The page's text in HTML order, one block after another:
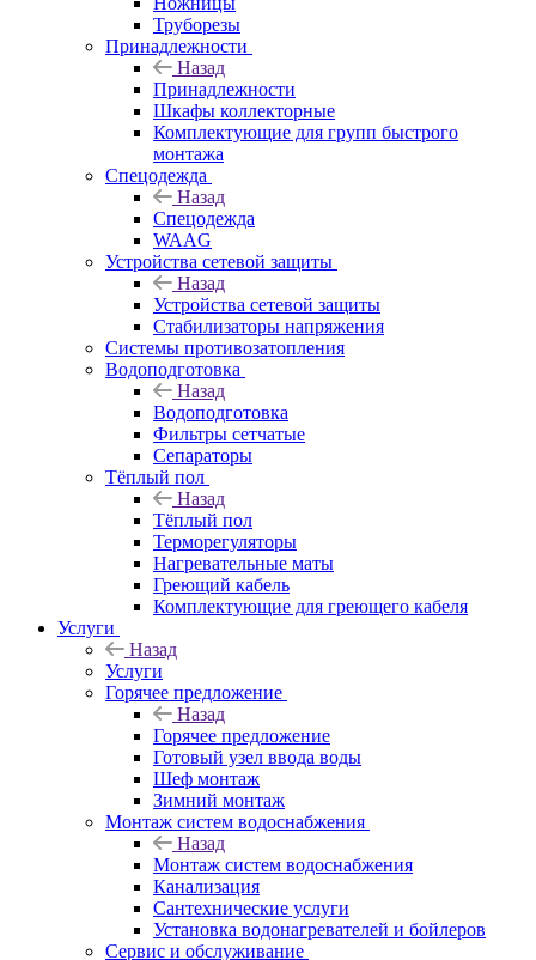
Труборезы
Принадлежности
Назад
Принадлежности
Шкафы коллекторные
Комплектующие для групп быстрого
монтажа
Спецодежда
Назад
Спецодежда
WAAG
Устройства сетевой защиты
Назад
Устройства сетевой защиты
Стабилизаторы напряжения
Системы противозатопления
Водоподготовка
Назад
Водоподготовка
Фильтры сетчатые
Сепараторы
Тёплый пол
Назад
Тёплый пол
Терморегуляторы
Нагревательные маты
Греющий кабель
Комплектующие для греющего кабеля
Услуги
Назад
Услуги
Горячее предложение
Назад
Горячее предложение
Готовый узел ввода воды
Шеф монтаж
Зимний монтаж
Монтаж систем водоснабжения
Назад
Монтаж систем водоснабжения
Канализация
Сантехнические услуги
Установка водонагревателей и бойлеров
Сервис и обслуживание